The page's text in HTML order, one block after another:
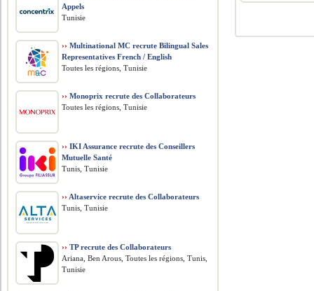
Appels
Tunisie
›› Multinational MC recrute Bilingual Sales
Representatives French / English
Toutes les régions, Tunisie
›› Monoprix recrute des Collaborateurs
Toutes les régions, Tunisie
›› IKI Assurance recrute des Conseillers
Mutuelle Santé
Tunis, Tunisie
›› Altaservice recrute des Collaborateurs
Tunis, Tunisie
›› TP recrute des Collaborateurs
Ariana, Ben Arous, Toutes les régions, Tunis,
Tunisie